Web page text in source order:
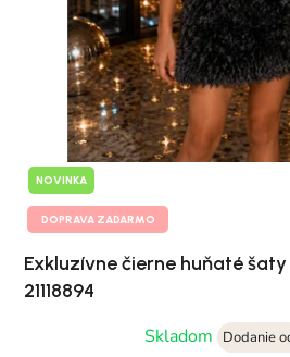
NOVINKA
DOPRAVA ZADARMO
Exkluzívne čierne huňaté šaty
21118894
Skladom
Dodanie